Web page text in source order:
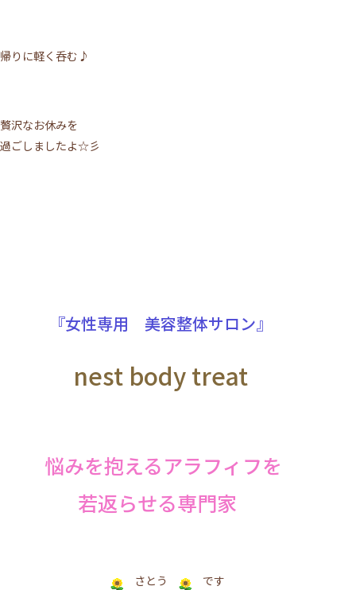
帰りに軽く呑む♪
贅沢なお休みを
過ごしましたよ☆彡
『女性専用 美容整体サロン』
nest body treat
悩みを抱えるアラフィフを
若返らせる専門家
さとう です